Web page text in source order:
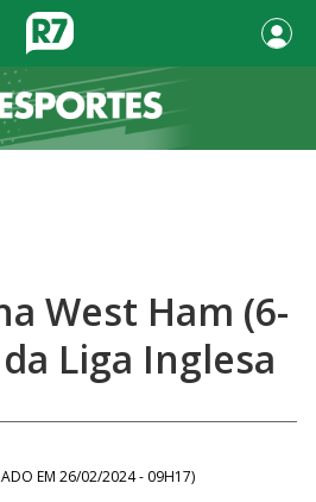
West Ham (6-
Liga Inglesa
EM 26/02/2024 - 09H17)